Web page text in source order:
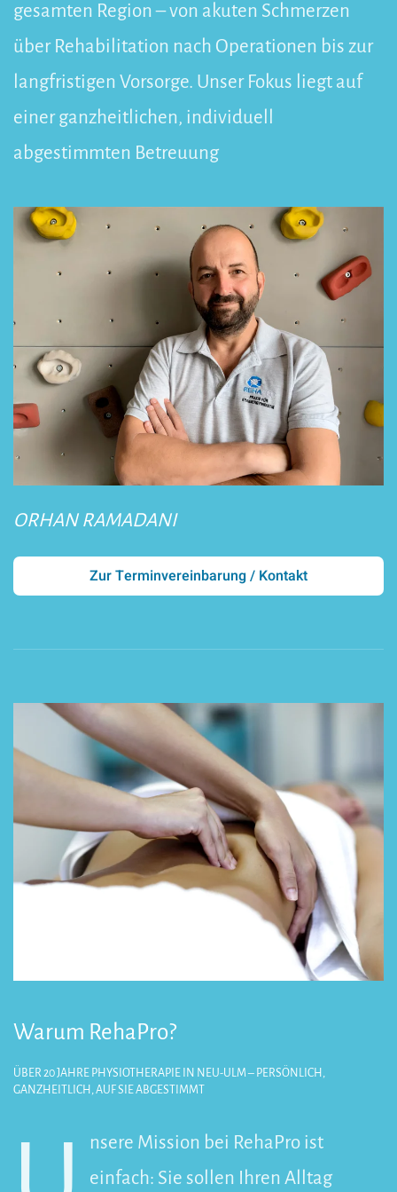
gesamten Region – von akuten Schmerzen
über Rehabilitation nach Operationen bis zur
langfristigen Vorsorge. Unser Fokus liegt auf
einer ganzheitlichen, individuell
abgestimmten Betreuung
ORHAN RAMADANI
Zur Terminvereinbarung / Kontakt
Warum RehaPro?
ÜBER 20 JAHRE PHYSIOTHERAPIE IN NEU-ULM – PERSÖNLICH,
GANZHEITLICH, AUF SIE ABGESTIMMT
nsere Mission bei RehaPro ist
einfach: Sie sollen Ihren Alltag